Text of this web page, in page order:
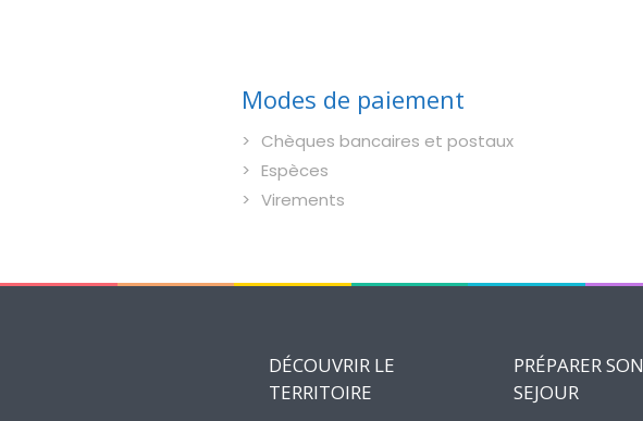
Modes de paiement
Chèques bancaires et postaux
Espèces
Virements
DÉCOUVRIR LE
TERRITOIRE
PRÉPARER SON
SEJOUR